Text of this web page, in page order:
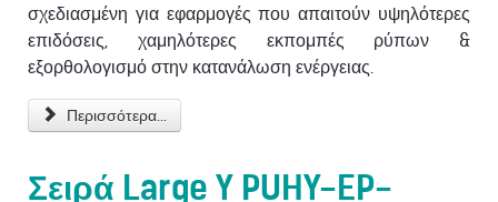
σχεδιασμένη για εφαρμογές που απαιτούν υψηλότερες
επιδόσεις, χαμηλότερες εκπομπές ρύπων &
εξορθολογισμό στην κατανάλωση ενέργειας.
Περισσότερα...
Σειρά Large Y PUHY-EP-